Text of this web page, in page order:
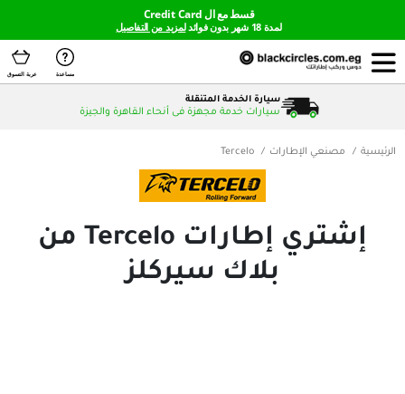
لمزيد من التفاصيل
سيارة الخدمة المتنقلة
سيارات خدمة مجهزة فى أنحاء القاهرة والجيزة
Tercelo
إشتري إطارات Tercelo من
بلاك سيركلز